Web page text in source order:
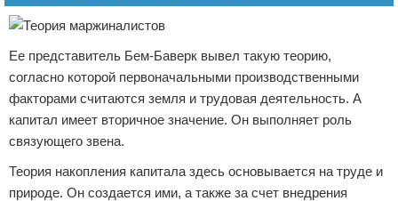
Ее представитель Бем-Баверк вывел такую теорию,
согласно которой первоначальными производственными
факторами считаются земля и трудовая деятельность. А
капитал имеет вторичное значение. Он выполняет роль
связующего звена.
Теория накопления капитала здесь основывается на труде и
природе. Он создается ими, а также за счет внедрения